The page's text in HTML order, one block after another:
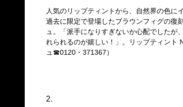
人気のリップティントから、自然界の色に
過去に限定で登場したブラウンフィグの復
ュ。「派手になりすぎないか心配でしたが
れられるのが嬉しい！」。リップティント
ュ☎0120・371367）
2.